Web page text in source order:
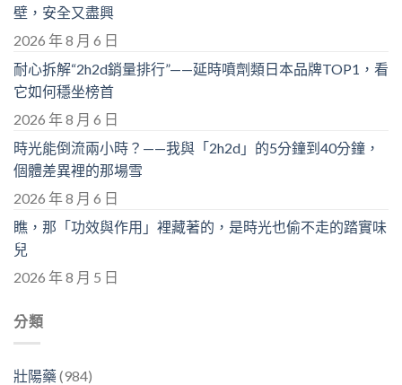
壁，安全又盡興
2026 年 8 月 6 日
耐心拆解“2h2d銷量排行”——延時噴劑類日本品牌TOP1，看
它如何穩坐榜首
2026 年 8 月 6 日
時光能倒流兩小時？——我與「2h2d」的5分鐘到40分鐘，
個體差異裡的那場雪
2026 年 8 月 6 日
瞧，那「功效與作用」裡藏著的，是時光也偷不走的踏實味
兒
2026 年 8 月 5 日
分類
壯陽藥(984)